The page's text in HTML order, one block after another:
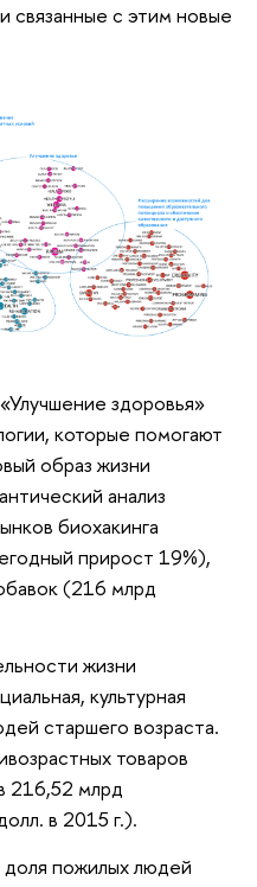
связанные с этим новые
здоровья»
которые помогают
образ жизни
анализ
биохакинга
прирост 19%),
(216 млрд
жизни
культурная
старшего возраста.
товаров
216,52 млрд
в 2015 г.).
пожилых людей